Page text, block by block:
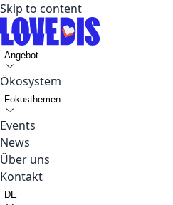
Skip to content
Angebot
Ökosystem
Fokusthemen
Events
News
Über uns
Kontakt
DE